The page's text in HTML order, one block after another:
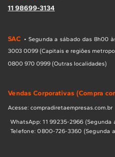
11 98699-3134
SAC • Segunda a sábado das 8h00
3003 0099 (Capitais e regiões
0800 970 0999 (Outras localidades)
Vendas Corporativas (Compra
Acesse: compradiretaempresas.com.br
WhatsApp: 11 99235-2966 (Segunda
Telefone: 0800-726-3360 (Segunda